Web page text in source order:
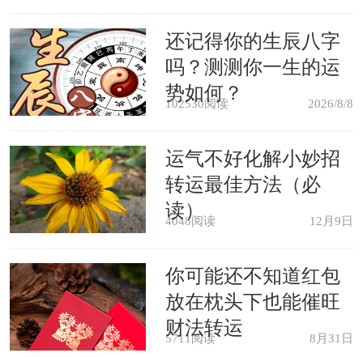
会因为一些小麻烦而打退堂鼓。
梦里的井，通常表示蓬勃的生机，
梦见井水，表示工作顺利;如果做梦
人还是正在求学的学生，表示成绩优
如果梦见从井中汲水，表示将获得
幸福，或想去获得潜意识里的某些灵
欢
还记得你的生辰八字
吗？测测你一生的运
势如何？
102530阅读 2026/8/8
运气不好化解小妙招
转运最佳方法（必
读）
4048阅读 12月9日
你可能还不知道红包
放在枕头下也能催旺
财法转运
5711阅读 8月31日